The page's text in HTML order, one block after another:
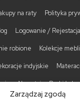
Zarządzaj zgodą
na raty Polityka
Logowanie / Rejestacja
robione Kolekcje mebli
indyjskie
Nowości Barki